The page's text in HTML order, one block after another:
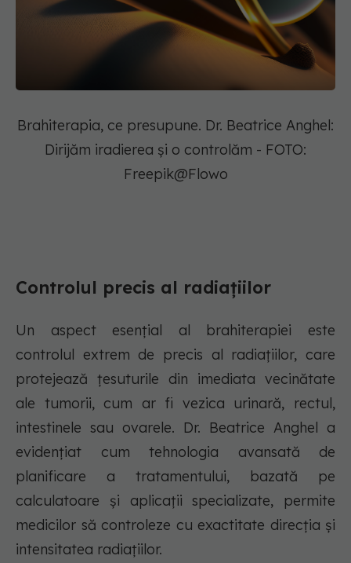
Brahiterapia, ce presupune. Dr. Beatrice Anghel:
Dirijăm iradierea și o controlăm - FOTO:
Freepik@Flowo
Controlul precis al radiațiilor
Un aspect esențial al brahiterapiei este
controlul extrem de precis al radiațiilor, care
protejează țesuturile din imediata vecinătate
ale tumorii, cum ar fi vezica urinară, rectul,
intestinele sau ovarele. Dr. Beatrice Anghel a
evidențiat cum tehnologia avansată de
planificare a tratamentului, bazată pe
calculatoare și aplicații specializate, permite
medicilor să controleze cu exactitate direcția și
intensitatea radiațiilor.